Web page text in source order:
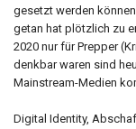
gesetzt werden
getan hat plötzlich zu
2020 nur für Prepper
denkbar waren sind
Mainstream-Medien
Digital Identity,